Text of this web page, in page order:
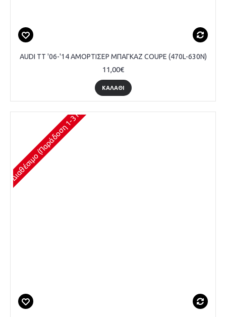
AUDI TT '06-'14 ΑΜΟΡΤΙΣΕΡ ΜΠΑΓΚΑΖ COUPE (470L-630N)
11,00€
ΚΑΛΆΘΙ
Διαθέσιμο (Παράδοση 1-3 Ημέρες)